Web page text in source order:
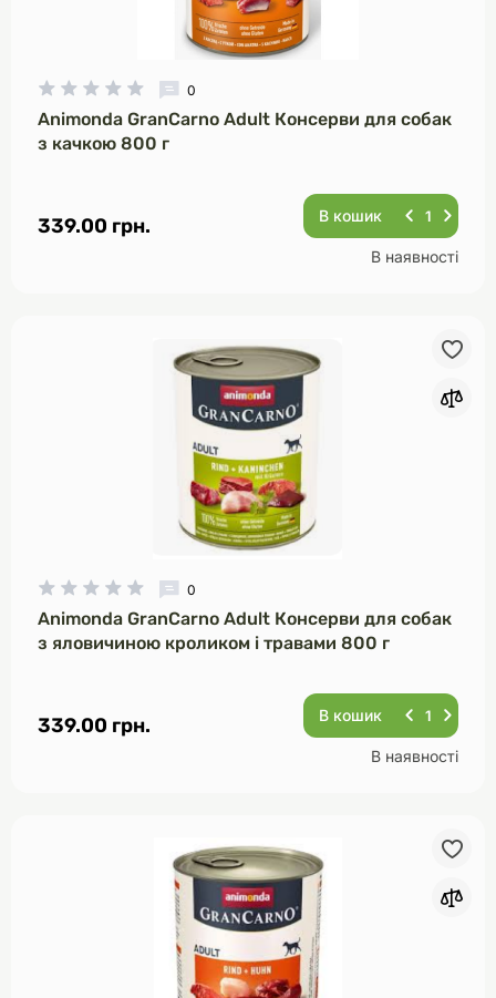
0
Animonda GranCarno Adult Консерви для собак
з качкою 800 г
339.00 грн. В кошик
В наявності
0
Animonda GranCarno Adult Консерви для собак
з яловичиною кроликом і травами 800 г
339.00 грн. В кошик
В наявності